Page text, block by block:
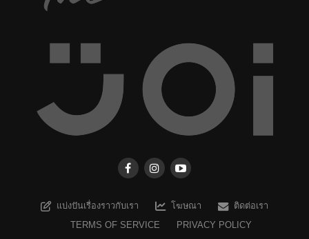
แบ่งปันเรื่องราวกับเรา โฆษณา
ติดต่อเรา
TERMS OF SERVICE
PRIVACY POLICY